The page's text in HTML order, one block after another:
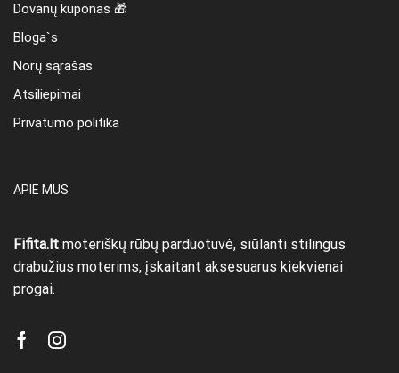
Dovanų kuponas 🎁
Bloga`s
Norų sąrašas
Atsiliepimai
Privatumo politika
APIE MUS
Fifita.lt moteriškų rūbų parduotuvė, siūlanti stilingus
drabužius moterims, įskaitant aksesuarus kiekvienai
progai.
FacebookInstagram